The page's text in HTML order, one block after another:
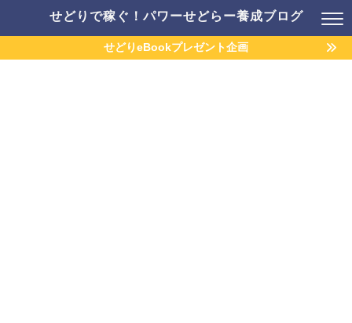
せどりで稼ぐ！パワーせどらー養成ブログ
せどりeBookプレゼント企画